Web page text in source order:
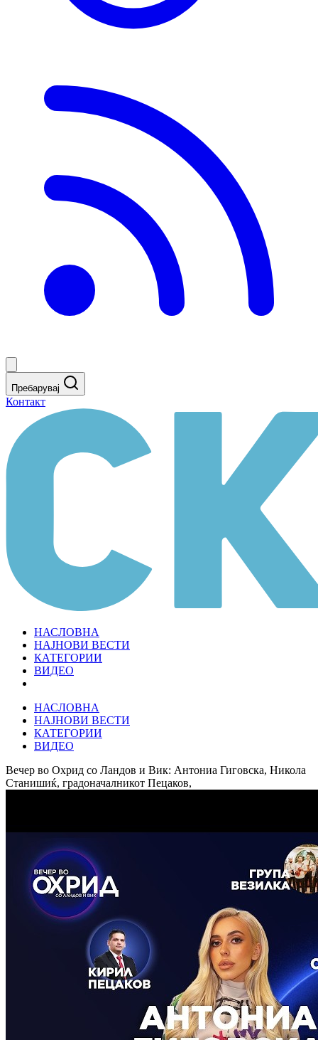
Пребарувај
Контакт
НАСЛОВНА
НАЈНОВИ ВЕСТИ
КАТЕГОРИИ
ВИДЕО
НАСЛОВНА
НАЈНОВИ ВЕСТИ
КАТЕГОРИИ
ВИДЕО
Вечер во Охрид со Ландов и Вик: Антониа Гиговска, Никола
Станишиќ, градоначалникот Пецаков,